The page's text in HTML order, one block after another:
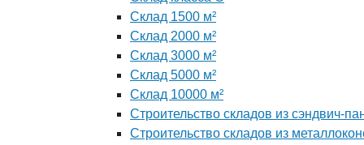
Склад 1500 м²
Склад 2000 м²
Склад 3000 м²
Склад 5000 м²
Склад 10000 м²
Строительство складов из сэндвич-
Строительство складов из